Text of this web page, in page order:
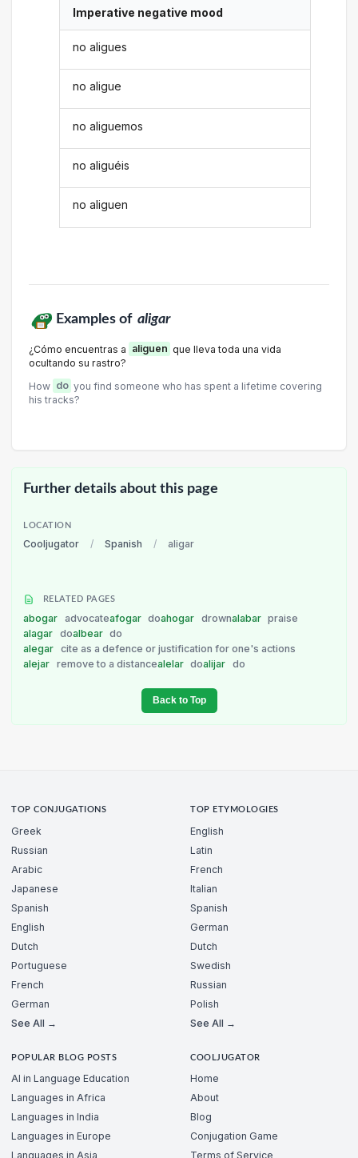
Imperative negative mood
no aligues
no aligue
no aliguemos
no aliguéis
no aliguen
Examples of aligar
¿Cómo encuentras a aliguen que lleva toda una vida
ocultando su rastro?
How do you find someone who has spent a lifetime covering
his tracks?
Further details about this page
LOCATION
Cooljugator / Spanish / aligar
RELATED PAGES
abogar advocateafogar doahogar drownalabar praise
alagar doalbear do
alegar cite as a defence or justification for one's actions
alejar remove to a distancealelar doalijar do
Back to Top
TOP CONJUGATIONS
Greek
Russian
Arabic
Japanese
Spanish
English
Dutch
Portuguese
French
German
See All →
TOP ETYMOLOGIES
English
Latin
French
Italian
Spanish
German
Dutch
Swedish
Russian
Polish
See All →
POPULAR BLOG POSTS
AI in Language Education
Languages in Africa
Languages in India
Languages in Europe
Languages in Asia
COOLJUGATOR
Home
About
Blog
Conjugation Game
Terms of Service